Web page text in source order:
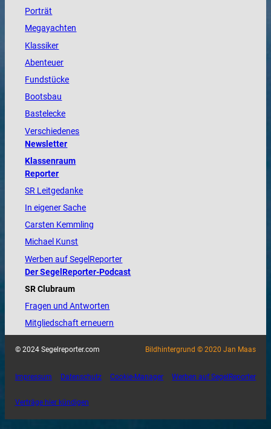
Porträt
Megayachten
Klassiker
Abenteuer
Fundstücke
Bootsbau
Bastelecke
Verschiedenes
Newsletter
Klassenraum
Reporter
SR Leitgedanke
In eigener Sache
Carsten Kemmling
Michael Kunst
Werben auf SegelReporter
Der SegelReporter-Podcast
SR Clubraum
Fragen und Antworten
Mitgliedschaft erneuern
© 2024 Segelreporter.com Bildhintergrund © 2020 Jan Maas
Impressum Datenschutz Cookie-Manager Werben auf SegelReporter
Verträge hier kündigen